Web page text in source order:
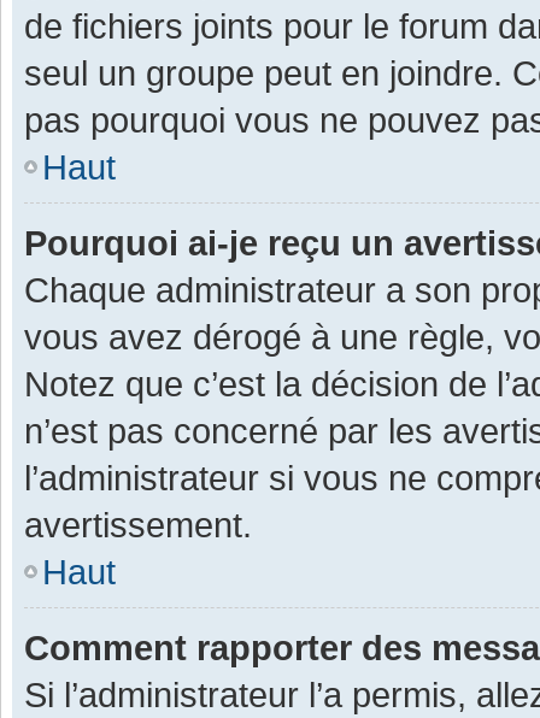
de fichiers joints pour le forum
seul un groupe peut en joindre.
pas pourquoi vous ne pouvez
Haut
Pourquoi ai-je reçu un
Chaque administrateur a son
vous avez dérogé à une règle,
Notez que c’est la décision de
n’est pas concerné par les
l’administrateur si vous ne
avertissement.
Haut
Comment rapporter des
Si l’administrateur l’a permis,